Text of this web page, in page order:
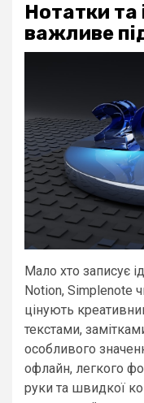
Нотатки та
важливе
Мало хто записує
Notion, Simplenote
цінують
текстами,
особливого
офлайн, легкого
руки та швидкої